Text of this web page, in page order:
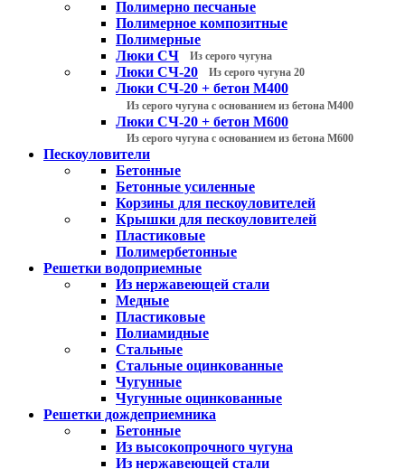
Полимерно песчаные
Полимерное композитные
Полимерные
Люки СЧ
Из серого чугуна
Люки СЧ-20 Из серого чугуна 20
Люки СЧ-20 + бетон М400
Из серого чугуна с основанием из бетона М400
Люки СЧ-20 + бетон М600
Из серого чугуна с основанием из бетона М600
Пескоуловители
Бетонные
Бетонные усиленные
Корзины для пескоуловителей
Крышки для пескоуловителей
Пластиковые
Полимербетонные
Решетки водоприемные
Из нержавеющей стали
Медные
Пластиковые
Полиамидные
Стальные
Стальные оцинкованные
Чугунные
Чугунные оцинкованные
Решетки дождеприемника
Бетонные
Из высокопрочного чугуна
Из нержавеющей стали